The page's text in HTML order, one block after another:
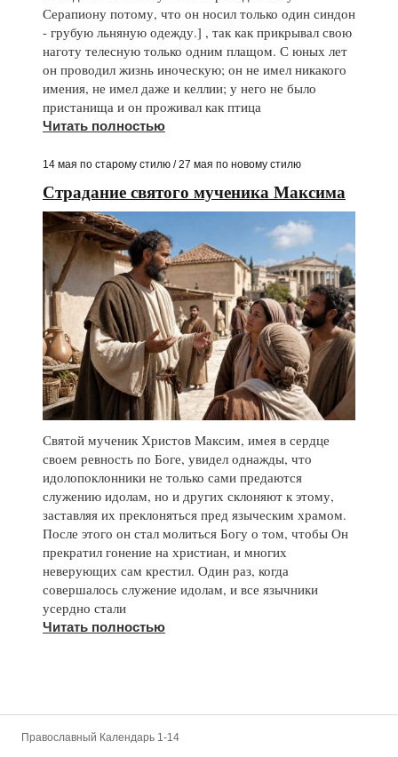
Серапиону потому, что он носил только один синдон
- грубую льняную одежду.] , так как прикрывал свою
наготу телесную только одним плащом. С юных лет
он проводил жизнь иноческую; он не имел никакого
имения, не имел даже и келлии; у него не было
пристанища и он проживал как птица
Читать полностью
14 мая по старому стилю / 27 мая по новому стилю
Страдание святого мученика Максима
Святой мученик Христов Максим, имея в сердце
своем ревность по Боге, увидел однажды, что
идолопоклонники не только сами предаются
служению идолам, но и других склоняют к этому,
заставляя их преклоняться пред языческим храмом.
После этого он стал молиться Богу о том, чтобы Он
прекратил гонение на христиан, и многих
неверующих сам крестил. Один раз, когда
совершалось служение идолам, и все язычники
усердно стали
Читать полностью
Православный Календарь 1-14